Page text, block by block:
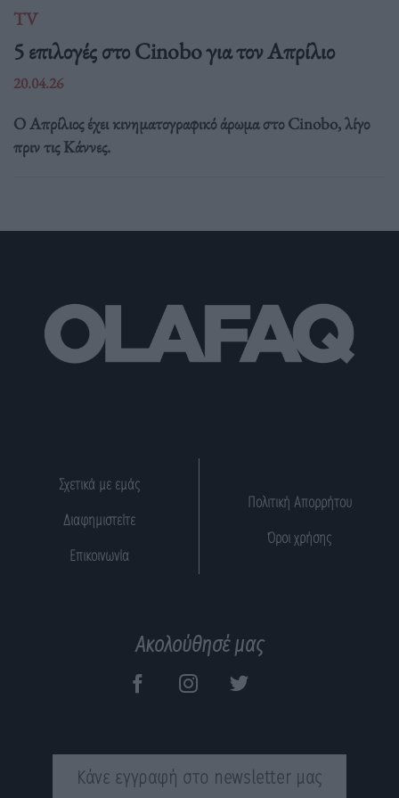
TV
5 επιλογές στο Cinobo για τον Απρίλιο
20.04.26
Ο Απρίλιος έχει κινηματογραφικό άρωμα στο Cinobo, λίγο
πριν τις Κάννες.
Σχετικά με εμάς
Διαφημιστείτε
Επικοινωνία
Πολιτική Απορρήτου
Όροι χρήσης
Ακολούθησέ μας
Κάνε εγγραφή στο newsletter μας